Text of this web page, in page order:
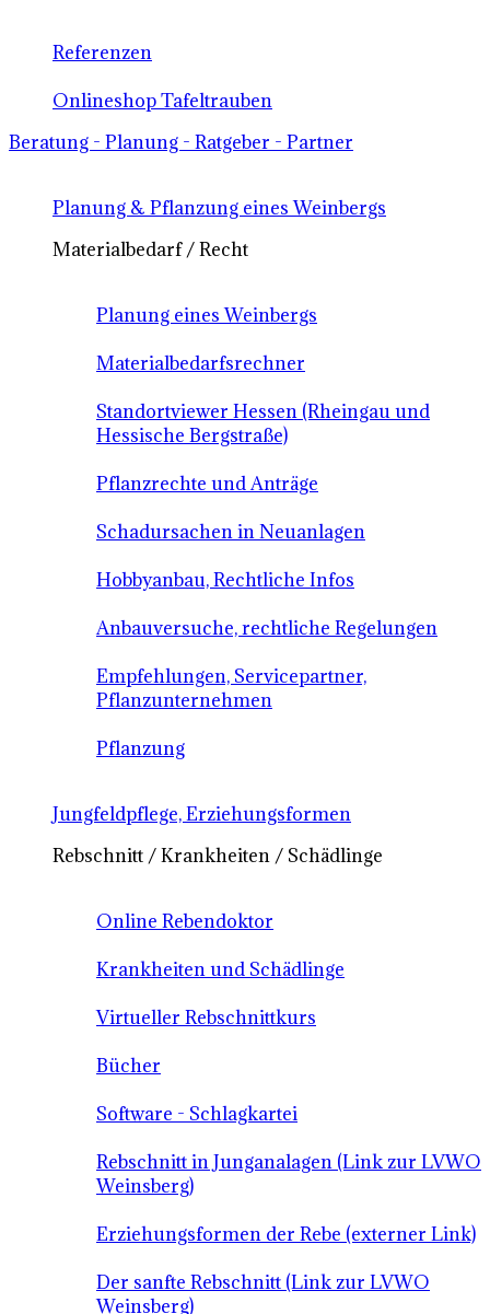
Referenzen
Onlineshop Tafeltrauben
Beratung - Planung - Ratgeber - Partner
Planung & Pflanzung eines Weinbergs
Materialbedarf / Recht
Planung eines Weinbergs
Materialbedarfsrechner
Standortviewer Hessen (Rheingau und
Hessische Bergstraße)
Pflanzrechte und Anträge
Schadursachen in Neuanlagen
Hobbyanbau, Rechtliche Infos
Anbauversuche, rechtliche Regelungen
Empfehlungen, Servicepartner,
Pflanzunternehmen
Pflanzung
Jungfeldpflege, Erziehungsformen
Rebschnitt / Krankheiten / Schädlinge
Online Rebendoktor
Krankheiten und Schädlinge
Virtueller Rebschnittkurs
Bücher
Software - Schlagkartei
Rebschnitt in Junganalagen (Link zur LVWO
Weinsberg)
Erziehungsformen der Rebe (externer Link)
Der sanfte Rebschnitt (Link zur LVWO
Weinsberg)